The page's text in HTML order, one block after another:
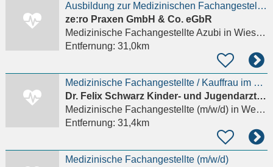
Ausbildung zur Medizinischen Fachangestellten (m/w/d) Fachinternistisches MVZ am Leimbach Wiesloch
ze:ro Praxen GmbH & Co. eGbR
Medizinische Fachangestellte Azubi in Wiesloch
Entfernung: 31,0km
Medizinische Fachangestellte / Kauffrau im Gesundheitswesen in Voll- oder Teilzeit (m/w/d) für
Dr. Felix Schwarz Kinder- und Jugendarztpraxis
Medizinische Fachangestellte (m/w/d)in Weissach
Entfernung: 31,4km
Medizinische Fachangestellte (m/w/d)